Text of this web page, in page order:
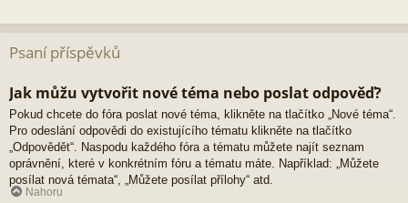
Psaní příspěvků
Jak můžu vytvořit nové téma nebo poslat odpověď?
Pokud chcete do fóra poslat nové téma, klikněte na tlačítko „Nové téma“.
Pro odeslání odpovědi do existujícího tématu klikněte na tlačítko
„Odpovědět“. Naspodu každého fóra a tématu můžete najít seznam
oprávnění, které v konkrétním fóru a tématu máte. Například: „Můžete
posílat nová témata“, „Můžete posílat přílohy“ atd.
Nahoru